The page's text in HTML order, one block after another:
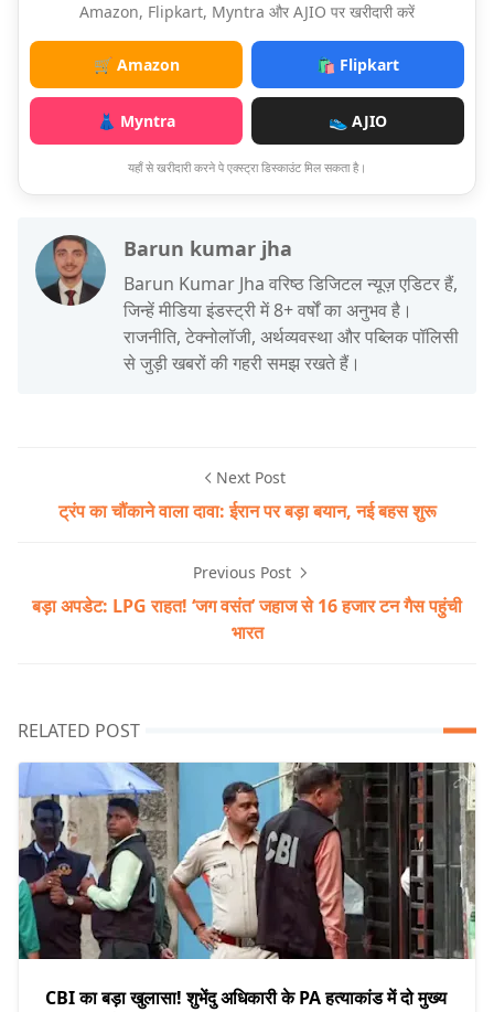
Amazon, Flipkart, Myntra और AJIO पर खरीदारी करें
🛒 Amazon 🛍️ Flipkart
👗 Myntra 👟 AJIO
यहाँ से खरीदारी करने पे एक्स्ट्रा डिस्काउंट मिल सकता है।
Barun kumar jha
Barun Kumar Jha वरिष्ठ डिजिटल न्यूज़ एडिटर हैं,
जिन्हें मीडिया इंडस्ट्री में 8+ वर्षों का अनुभव है।
राजनीति, टेक्नोलॉजी, अर्थव्यवस्था और पब्लिक पॉलिसी
से जुड़ी खबरों की गहरी समझ रखते हैं।
Next Post
ट्रंप का चौंकाने वाला दावा: ईरान पर बड़ा बयान, नई बहस शुरू
Previous Post
बड़ा अपडेट: LPG राहत! ‘जग वसंत’ जहाज से 16 हजार टन गैस पहुंची
भारत
RELATED POST
CBI का बड़ा खुलासा! शुभेंदु अधिकारी के PA हत्याकांड में दो मुख्य